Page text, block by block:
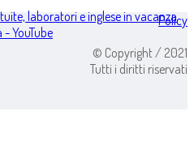
laboratori e inglese in vacanza
YouTube
Policy
© Copyright / 2021
Tutti i diritti riservati